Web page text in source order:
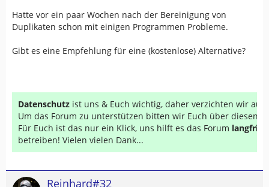
Hatte vor ein paar Wochen nach der Bereinigung von
Duplikaten schon mit einigen Programmen Probleme.
Gibt es eine Empfehlung für eine (kostenlose) Alternative?
Datenschutz ist uns & Euch wichtig, daher verzichten wir auf
Um das Forum zu unterstützen bitten wir Euch über diesen
Für Euch ist das nur ein Klick, uns hilft es das Forum
betreiben! Vielen vielen Dank...
Reinhard#32